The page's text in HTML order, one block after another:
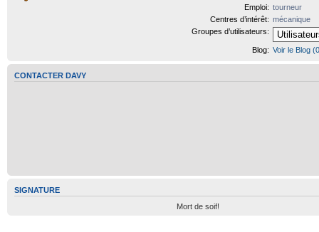
Emploi: tourneur
Centres d’intérêt: mécanique
Groupes d’utilisateurs:
Blog: Voir le Blog
CONTACTER DAVY
SIGNATURE
Mort de soif!